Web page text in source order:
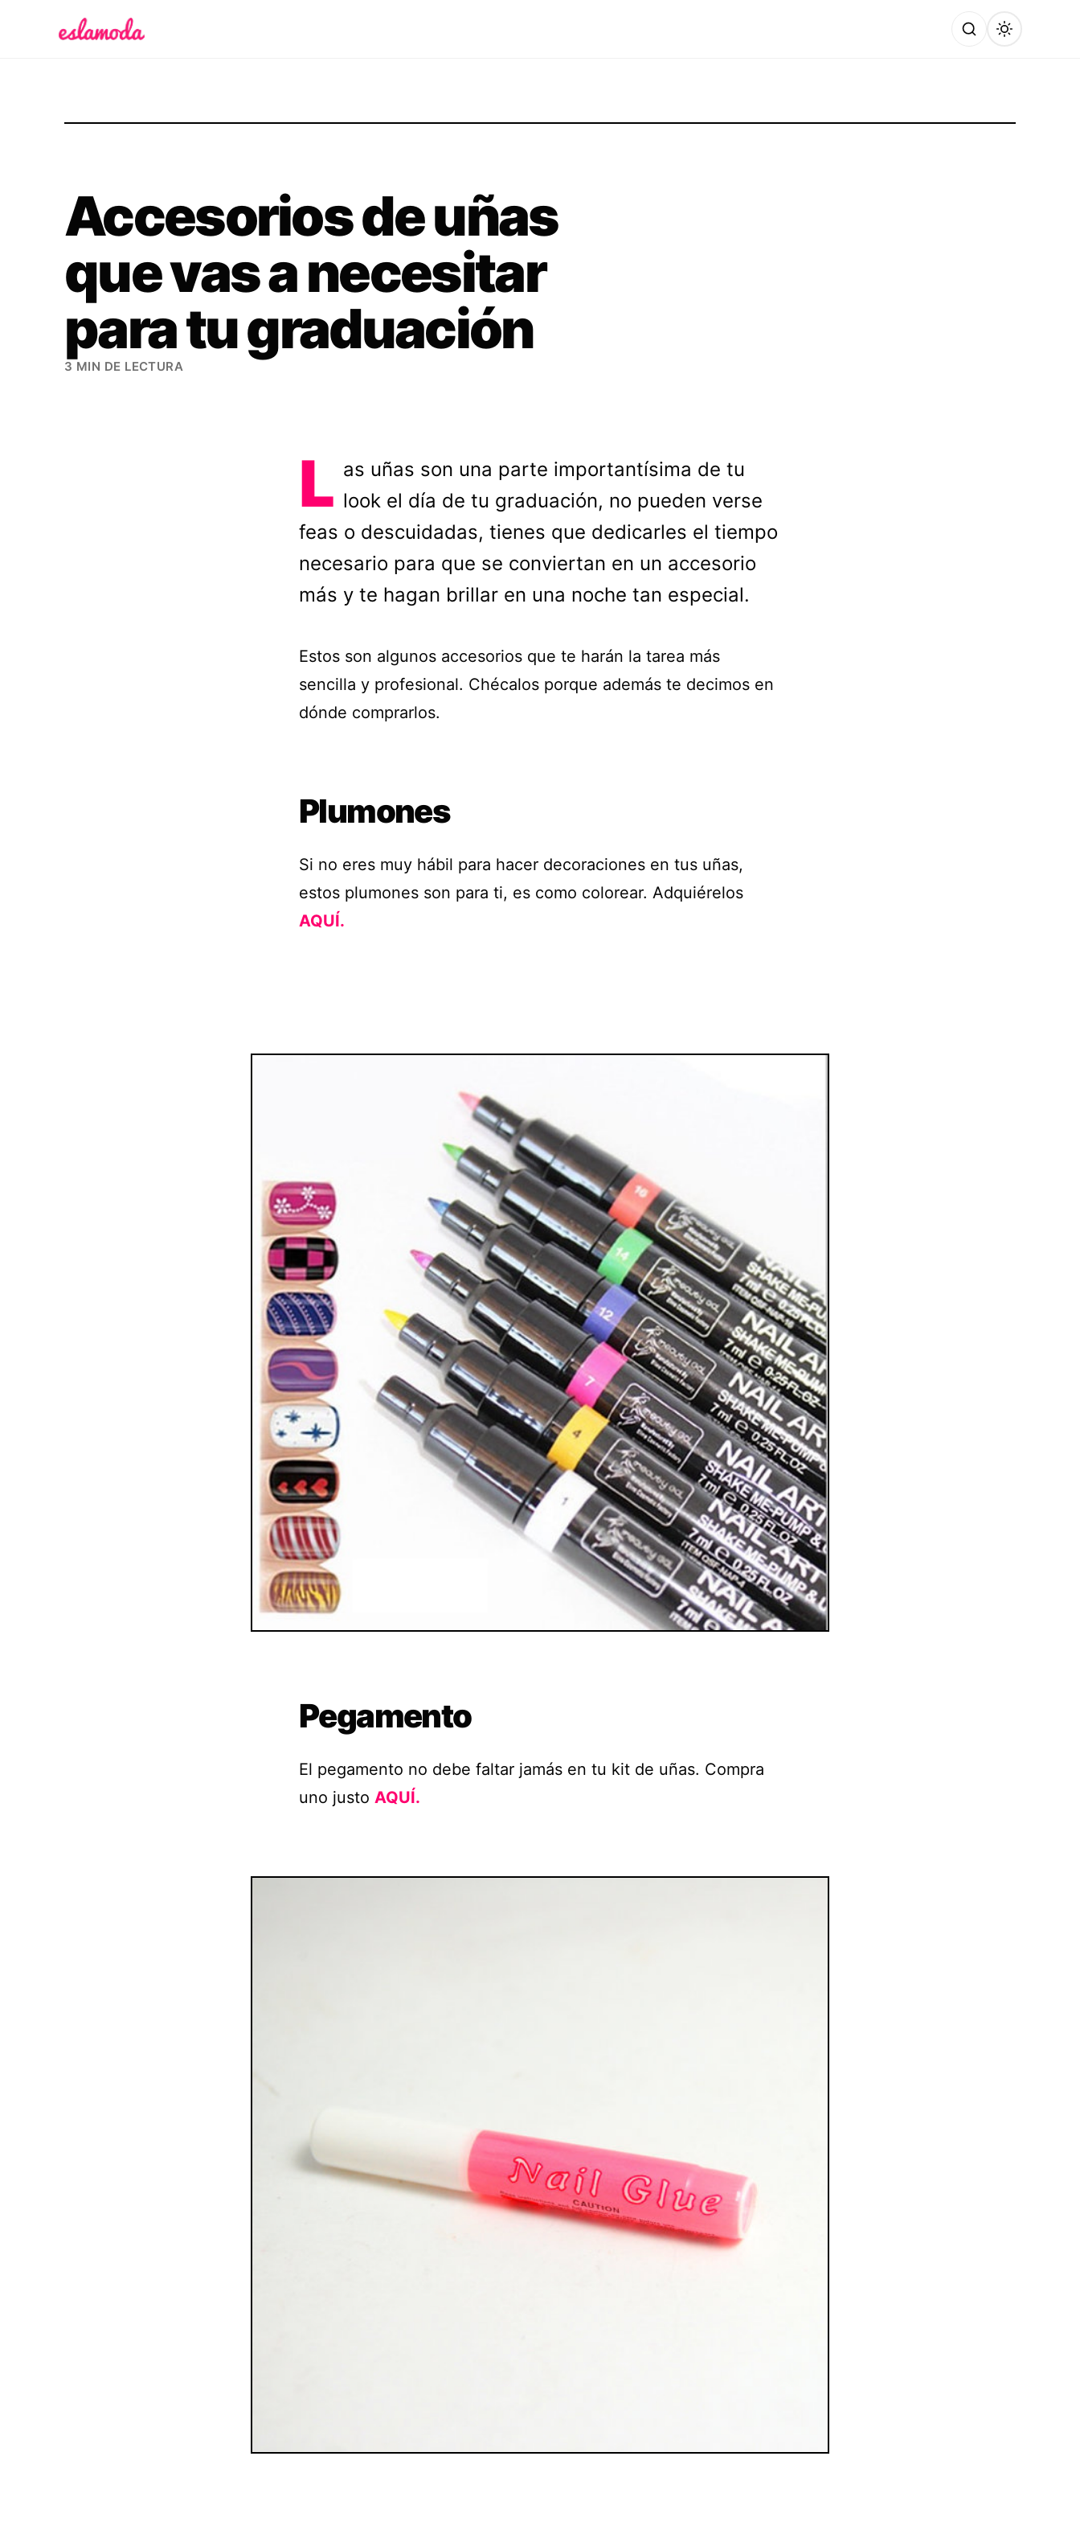
Accesorios de uñas
que vas a necesitar
para tu graduación
3 MIN DE LECTURA
L as uñas son una parte importantísima de tu
look el día de tu graduación, no pueden verse
feas o descuidadas, tienes que dedicarles el tiempo
necesario para que se conviertan en un accesorio
más y te hagan brillar en una noche tan especial.
Estos son algunos accesorios que te harán la tarea más
sencilla y profesional. Chécalos porque además te decimos en
dónde comprarlos.
Plumones
Si no eres muy hábil para hacer decoraciones en tus uñas,
estos plumones son para ti, es como colorear. Adquiérelos
AQUÍ.
Pegamento
El pegamento no debe faltar jamás en tu kit de uñas. Compra
uno justo AQUÍ.